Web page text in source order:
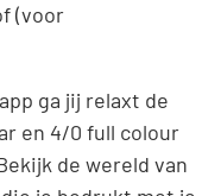
(voor
ga jij relaxt de
en 4/0 full colour
de wereld van